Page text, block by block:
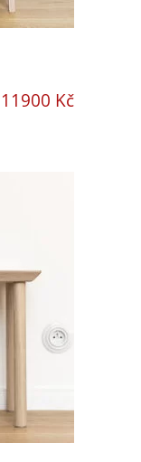
Original
price
was:
11900 KčCurrent
price
is: